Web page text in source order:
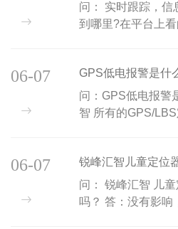
问： 实时跟踪，信
到哪里?在平台上
位的情况...
GPS低电报警是什
问：GPS低电报警
智 所有的GPS/
量不足。低...
06-07
锐峰汇智儿童定位
问： 锐峰汇智 儿
吗？ 答：没有影
06-07